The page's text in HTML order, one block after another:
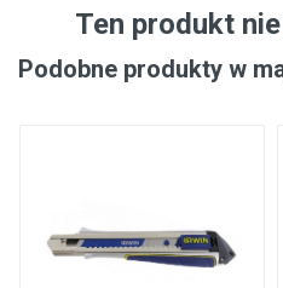
Ten produkt
Podobne produkty w